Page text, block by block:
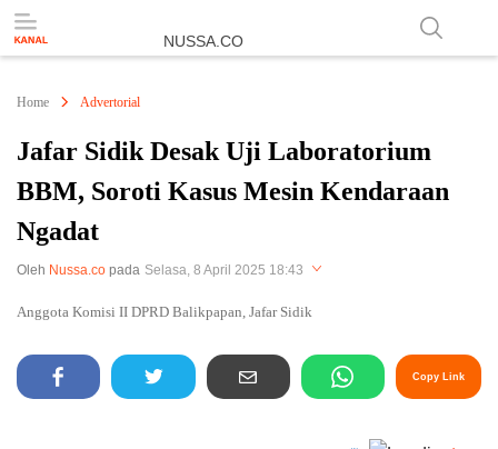
NUSSA.CO
Home Advertorial
Jafar Sidik Desak Uji Laboratorium
BBM, Soroti Kasus Mesin Kendaraan
Ngadat
Oleh Nussa.co pada Selasa, 8 April 2025 18:43
Anggota Komisi II DPRD Balikpapan, Jafar Sidik
Copy Link